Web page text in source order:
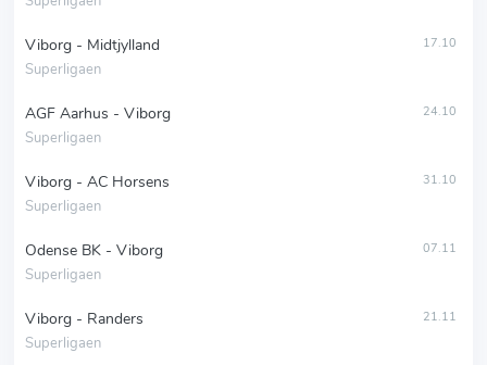
Viborg - Midtjylland
Superligaen
17.10
AGF Aarhus - Viborg
Superligaen
24.10
Viborg - AC Horsens
Superligaen
31.10
Odense BK - Viborg
Superligaen
07.11
Viborg - Randers
Superligaen
21.11